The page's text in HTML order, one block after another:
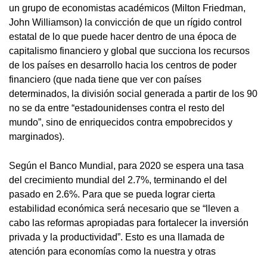
un grupo de economistas académicos (Milton Friedman,
John Williamson) la convicción de que un rígido control
estatal de lo que puede hacer dentro de una época de
capitalismo financiero y global que succiona los recursos
de los países en desarrollo hacia los centros de poder
financiero (que nada tiene que ver con países
determinados, la división social generada a partir de los 90
no se da entre “estadounidenses contra el resto del
mundo”, sino de enriquecidos contra empobrecidos y
marginados).
Según el Banco Mundial, para 2020 se espera una tasa
del crecimiento mundial del 2.7%, terminando el del
pasado en 2.6%. Para que se pueda lograr cierta
estabilidad económica será necesario que se “lleven a
cabo las reformas apropiadas para fortalecer la inversión
privada y la productividad”. Esto es una llamada de
atención para economías como la nuestra y otras